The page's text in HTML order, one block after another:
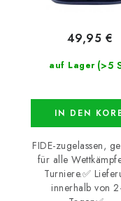
auf Lager (>5
49,95 €
IN DEN
FIDE-zugelassen,
für alle
Turniere.✅
innerhalb von